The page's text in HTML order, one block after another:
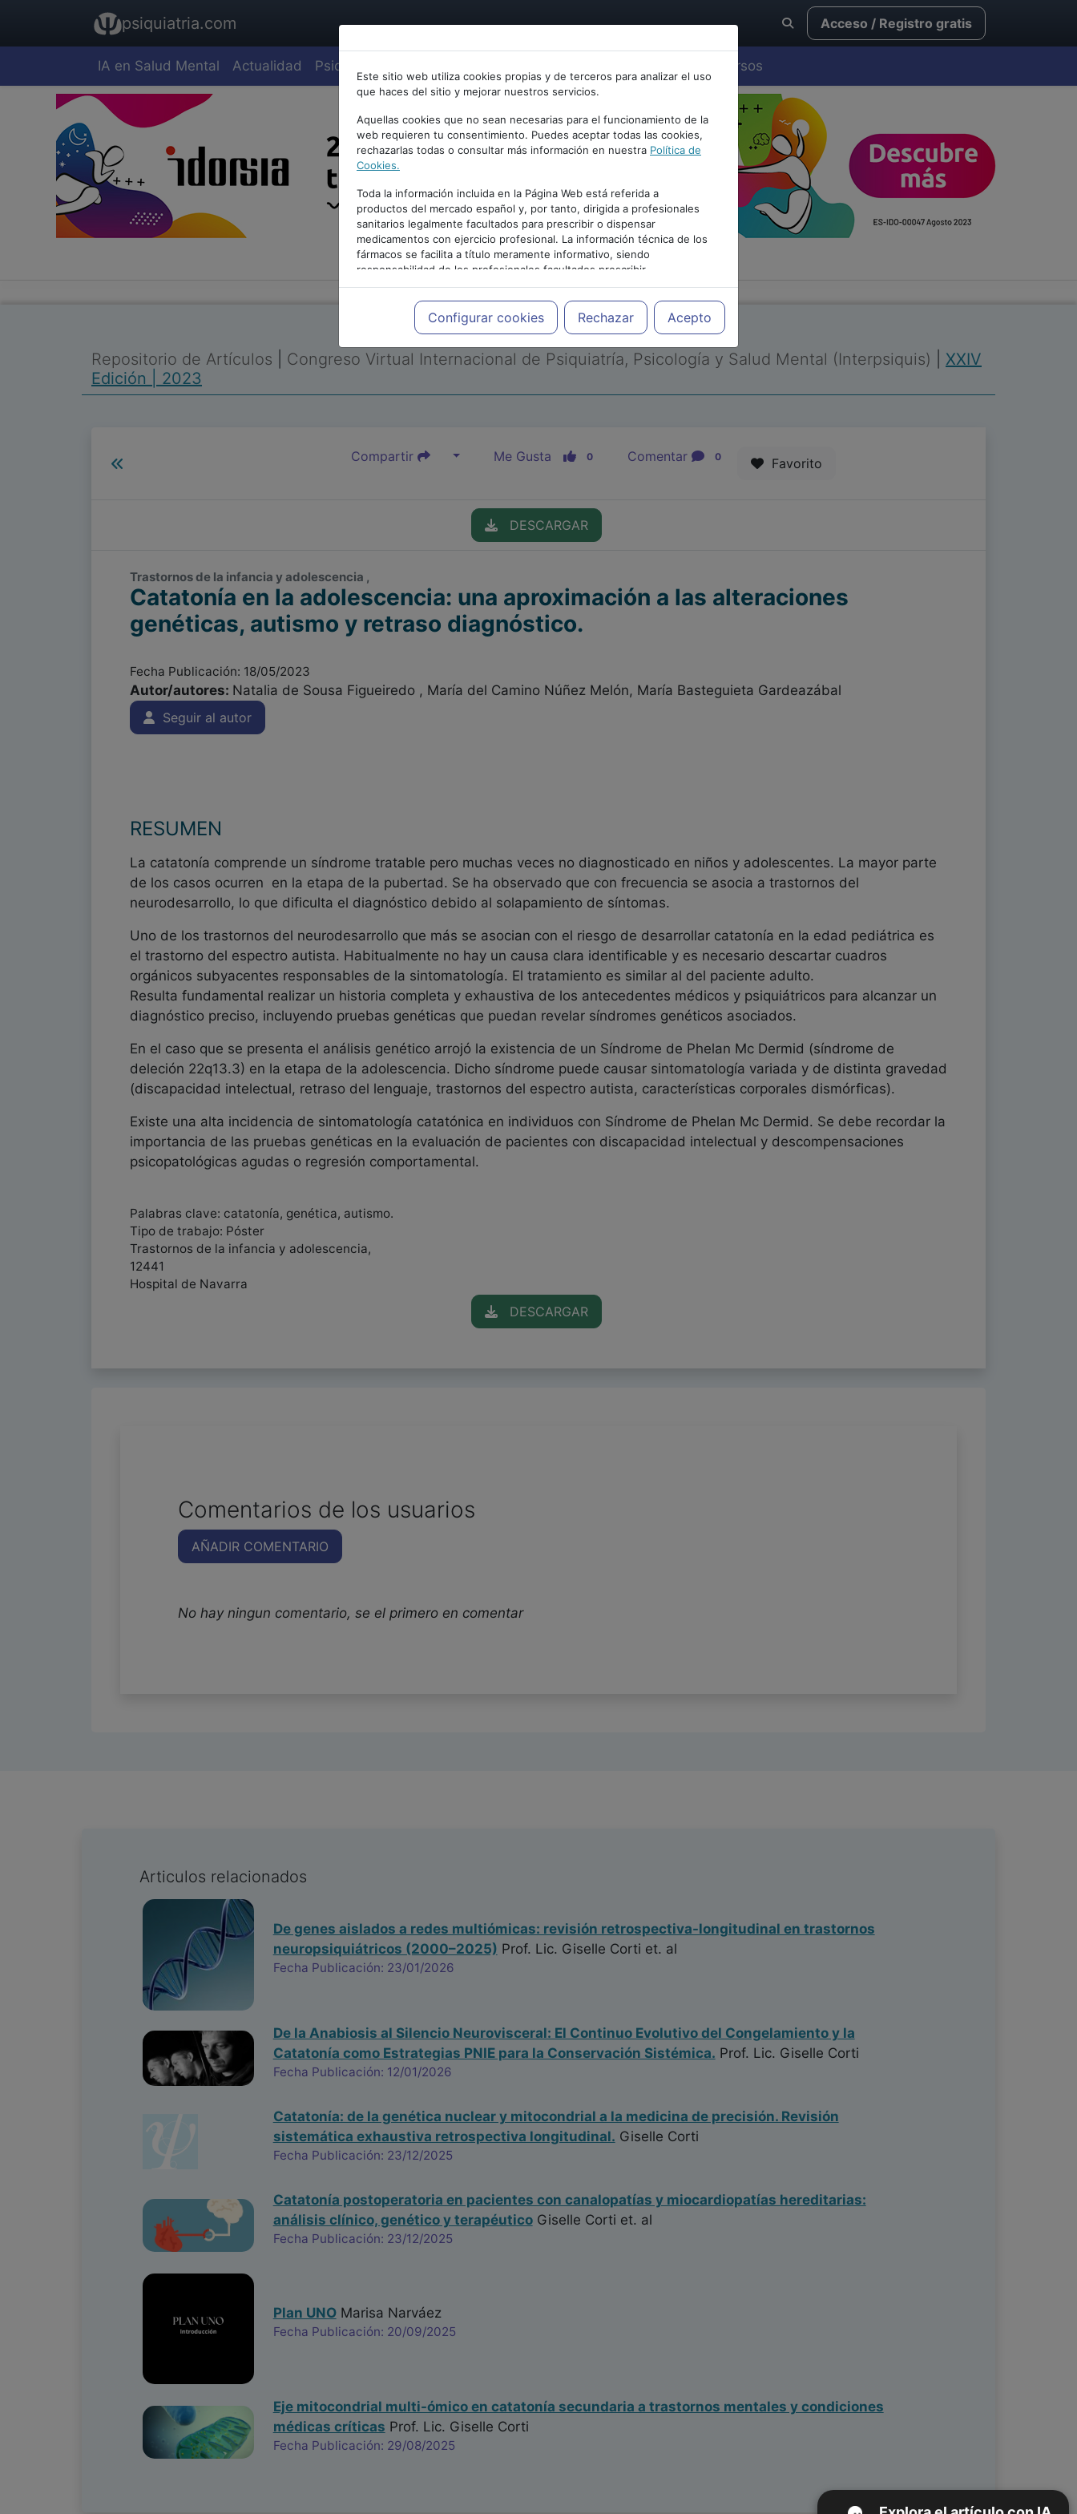
psiquiatria.com Acceso / Registro gratis
IA en Salud Mental Actualidad Psiquiatría Cursos
Este sitio web utiliza cookies propias y de terceros para analizar el uso
que haces del sitio y mejorar nuestros servicios.
Aquellas cookies que no sean necesarias para el funcionamiento de la
web requieren tu consentimiento. Puedes aceptar todas las cookies,
rechazarlas todas o consultar más información en nuestra Política de
Cookies.
Toda la información incluida en la Página Web está referida a
productos del mercado español y, por tanto, dirigida a profesionales
sanitarios legalmente facultados para prescribir o dispensar
medicamentos con ejercicio profesional. La información técnica de los
fármacos se facilita a título meramente informativo, siendo
responsabilidad de los profesionales facultados prescribir
medicamentos y decidir, en cada caso concreto, el tratamiento más
adecuado a las necesidades del paciente.
Configurar cookies Rechazar Acepto
PUBLICIDAD
Repositorio de Artículos Congreso Virtual Internacional de Psiquiatría, Psicología y Salud Mental (Interpsiquis)
XXIV
Edición | 2023
Compartir Me Gusta 0 Comentar 0 Favorito
DESCARGAR
Trastornos de la infancia y adolescencia ,
Catatonía en la adolescencia: una aproximación a las alteraciones
genéticas, autismo y retraso diagnóstico.
Fecha Publicación: 18/05/2023
Autor/autores: Natalia de Sousa Figueiredo , María del Camino Núñez Melón, María Basteguieta Gardeazábal
Seguir al autor
RESUMEN
La catatonía comprende un síndrome tratable pero muchas veces no diagnosticado en niños y adolescentes. La mayor parte
de los casos ocurren en la etapa de la pubertad. Se ha observado que con frecuencia se asocia a trastornos del
neurodesarrollo, lo que dificulta el diagnóstico debido al solapamiento de síntomas.
Uno de los trastornos del neurodesarrollo que más se asocian con el riesgo de desarrollar catatonía en la edad pediátrica es
el trastorno del espectro autista. Habitualmente no hay un causa clara identificable y es necesario descartar cuadros
orgánicos subyacentes responsables de la sintomatología. El tratamiento es similar al del paciente adulto.
Resulta fundamental realizar un historia completa y exhaustiva de los antecedentes médicos y psiquiátricos para alcanzar un
diagnóstico preciso, incluyendo pruebas genéticas que puedan revelar síndromes genéticos asociados.
En el caso que se presenta el análisis genético arrojó la existencia de un Síndrome de Phelan Mc Dermid (síndrome de
deleción 22q13.3) en la etapa de la adolescencia. Dicho síndrome puede causar sintomatología variada y de distinta gravedad
(discapacidad intelectual, retraso del lenguaje, trastornos del espectro autista, características corporales dismórficas).
Existe una alta incidencia de sintomatología catatónica en individuos con Síndrome de Phelan Mc Dermid. Se debe recordar la
importancia de las pruebas genéticas en la evaluación de pacientes con discapacidad intelectual y descompensaciones
psicopatológicas agudas o regresión comportamental.
Palabras clave: catatonía, genética, autismo.
Tipo de trabajo: Póster
Trastornos de la infancia y adolescencia,
12441
Hospital de Navarra
DESCARGAR
Comentarios de los usuarios
AÑADIR COMENTARIO
No hay ningun comentario, se el primero en comentar
Articulos relacionados
De genes aislados a redes multiómicas: revisión retrospectiva-longitudinal en trastornos
neuropsiquiátricos (2000–2025) Prof. Lic. Giselle Corti et. al
Fecha Publicación: 23/01/2026
De la Anabiosis al Silencio Neurovisceral: El Continuo Evolutivo del Congelamiento y la
Catatonía como Estrategias PNIE para la Conservación Sistémica. Prof. Lic. Giselle Corti
Fecha Publicación: 12/01/2026
Catatonía: de la genética nuclear y mitocondrial a la medicina de precisión. Revisión
sistemática exhaustiva retrospectiva longitudinal. Giselle Corti
Fecha Publicación: 23/12/2025
Catatonía postoperatoria en pacientes con canalopatías y miocardiopatías hereditarias:
análisis clínico, genético y terapéuticoGiselle Corti et. al
Fecha Publicación: 23/12/2025
Plan UNOMarisa Narváez
Fecha Publicación: 20/09/2025
Eje mitocondrial multi-ómico en catatonía secundaria a trastornos mentales y condiciones
médicas críticas Prof. Lic. Giselle Corti
Fecha Publicación: 29/08/2025